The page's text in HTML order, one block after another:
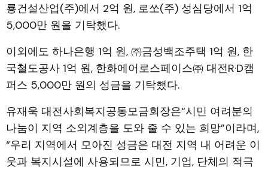
룡건설산업(주)에서 2억 원, 로쏘(주) 성심당에서 1억
5,000만 원을 기탁했다.
이외에도 하나은행 1억 원, ㈜금성백조주택 1억 원, 한
국철도공사 1억 원, 한화에어로스페이스㈜ 대전R·D캠
퍼스 5,000만 원의 성금을 기탁했다.
유재욱 대전사회복지공동모금회장은“시민 여려분의
나눔이 지역 소외계층을 도와 줄 수 있는 희망”이라며,
“우리 지역에서 모아진 성금은 대전 지역 내 어려운 이
웃과 복지시설에 사용되므로 시민, 기업, 단체의 적극